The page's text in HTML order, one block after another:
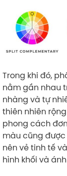
Trong khi đó,
nằm gần nhau
nhàng và tự
thiên nhiên
phong cách
màu cũng
nên vẻ tinh tế
hình khối và